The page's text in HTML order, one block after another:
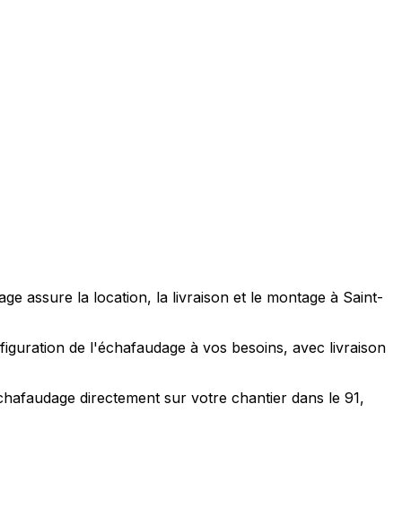
assure la location, la livraison et le montage à Saint-
de l'échafaudage à vos besoins, avec livraison
directement sur votre chantier dans le 91,